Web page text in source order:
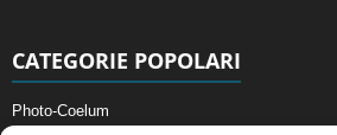
CATEGORIE POPOLARI
Photo-Coelum